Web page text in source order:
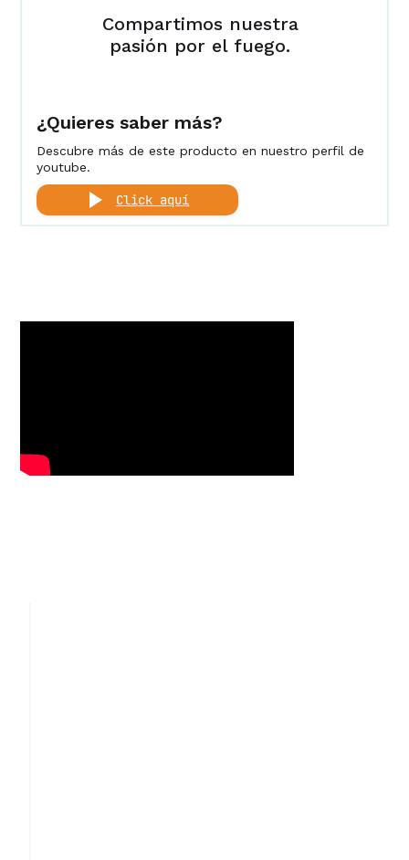
Compartimos nuestra
pasión por el fuego.
¿Quieres saber más?
Descubre más de este producto en nuestro perfil de
youtube.
Click aquí